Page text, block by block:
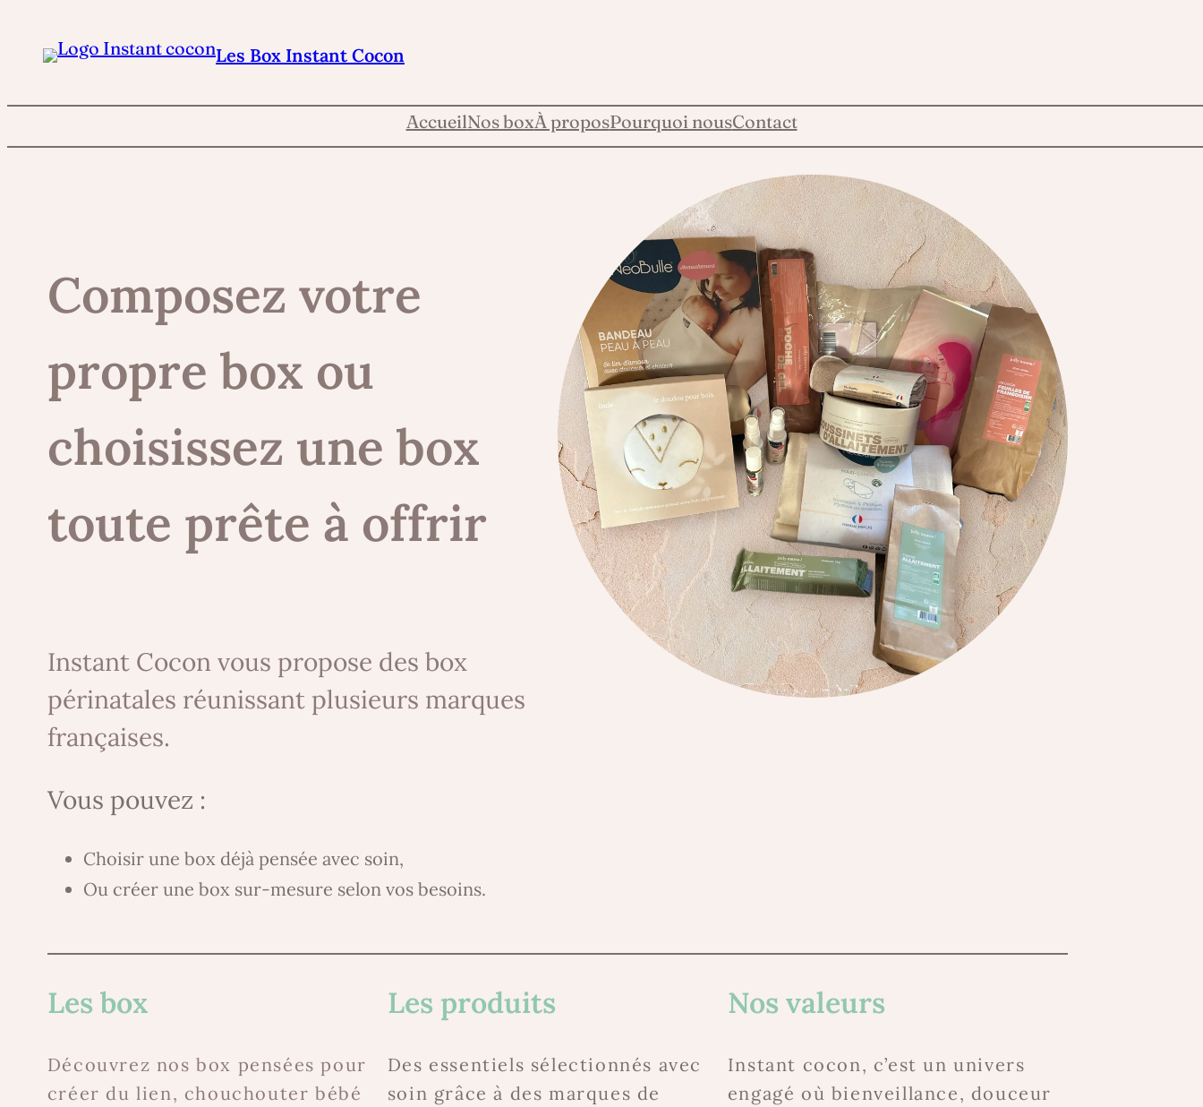
Les Box Instant Cocon
AccueilNos boxÀ proposPourquoi nousContact
Composez votre
propre box ou
choisissez une box
toute prête à offrir
Instant Cocon vous propose des box
périnatales réunissant plusieurs marques
françaises.
Vous pouvez :
Choisir une box déjà pensée avec soin,
Ou créer une box sur-mesure selon vos besoins.
Les box
Découvrez nos box pensées pour
créer du lien, chouchouter bébé
Les produits
Des essentiels sélectionnés avec
soin grâce à des marques de
Nos valeurs
Instant cocon, c’est un univers
engagé où bienveillance, douceur